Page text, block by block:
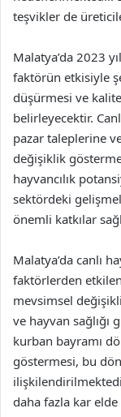
teşvikler de
Malatya’da 2023
faktörün etkisiyle
düşürmesi ve
belirleyecektir.
pazar taleplerine
değişiklik
hayvancılık
sektördeki
önemli katkılar
Malatya’da canlı
faktörlerden
mevsimsel
ve hayvan sağlığı
kurban bayramı
göstermesi, bu
daha fazla kar elde